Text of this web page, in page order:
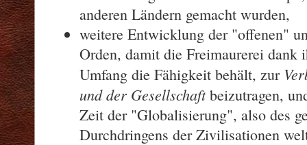
anderen Ländern gemacht wurden,
weitere Entwicklung der "offenen"
Orden, damit die Freimaurerei
Umfang die Fähigkeit behält, zur
und der Gesellschaftbeizutragen,
Zeit der "Globalisierung", also des
Durchdringens der Zivilisationen